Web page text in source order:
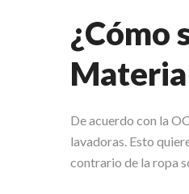
¿Cómo
De acuerdo con la
lavadoras. Esto
contrario de la ropa